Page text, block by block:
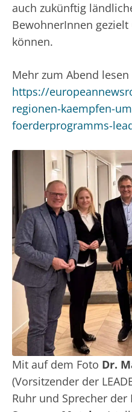
auch zukünftig
BewohnerInnen
können.
Mehr zum Abend lesen
https://
regionen-kaempfen-
foerderprogramms-
Mit auf dem Foto Dr.
(Vorsitzender der
Ruhr und Sprecher der